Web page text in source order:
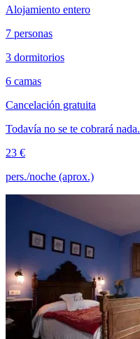
Alojamiento entero
7 personas
3 dormitorios
6 camas
Cancelación gratuita
Todavía no se te cobrará nada.
23 €
pers./noche (aprox.)